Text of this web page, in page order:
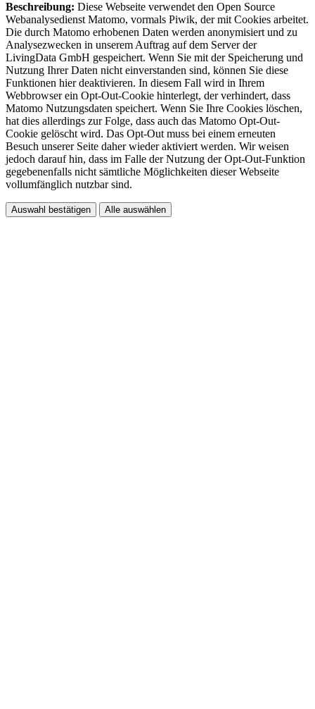
Beschreibung: Diese Webseite verwendet den Open Source
Webanalysedienst Matomo, vormals Piwik, der mit Cookies arbeitet.
Die durch Matomo erhobenen Daten werden anonymisiert und zu
Analysezwecken in unserem Auftrag auf dem Server der
LivingData GmbH gespeichert. Wenn Sie mit der Speicherung und
Nutzung Ihrer Daten nicht einverstanden sind, können Sie diese
Funktionen hier deaktivieren. In diesem Fall wird in Ihrem
Webbrowser ein Opt-Out-Cookie hinterlegt, der verhindert, dass
Matomo Nutzungsdaten speichert. Wenn Sie Ihre Cookies löschen,
hat dies allerdings zur Folge, dass auch das Matomo Opt-Out-
Cookie gelöscht wird. Das Opt-Out muss bei einem erneuten
Besuch unserer Seite daher wieder aktiviert werden. Wir weisen
jedoch darauf hin, dass im Falle der Nutzung der Opt-Out-Funktion
gegebenenfalls nicht sämtliche Möglichkeiten dieser Webseite
vollumfänglich nutzbar sind.
Auswahl bestätigen Alle auswählen